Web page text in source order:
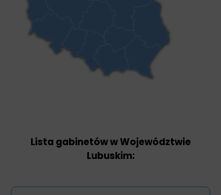
Lista gabinetów w Województwie
Lubuskim: